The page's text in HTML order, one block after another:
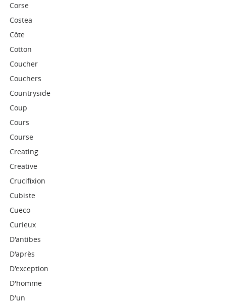
Corse
Costea
Côte
Cotton
Coucher
Couchers
Countryside
Coup
Cours
Course
Creating
Creative
Crucifixion
Cubiste
Cueco
Curieux
D'antibes
D'après
D'exception
D'homme
D'un